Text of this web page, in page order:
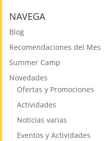
NAVEGA
Blog
Recomendaciones del Mes
Summer Camp
Novedades
Ofertas y Promociones
Actividades
Noticias varias
Eventos y Actividades